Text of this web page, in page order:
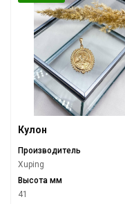
Кулон
Производитель
Xuping
Высота мм
41